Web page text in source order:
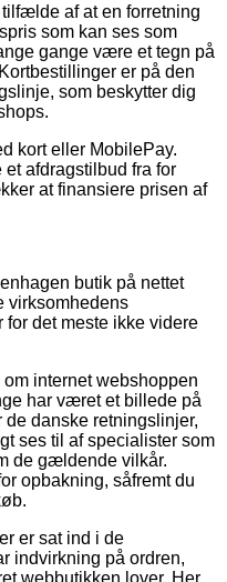
af at en forretning
som kan ses som
gange være et tegn på
er på den
som beskytter dig
kort eller MobilePay.
afdragstilbud fra for
at finansiere prisen af
butik på nettet
virksomhedens
for det meste ikke videre
internet webshoppen
har været et billede på
danske retningslinjer,
ses til af specialister som
de gældende vilkår.
opbakning, såfremt du
er sat ind i de
indvirkning på ordren,
webbutikken lover. Her